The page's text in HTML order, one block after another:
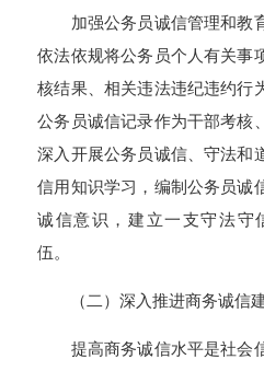
加强公务员诚信管理和教育
依法依规将公务员个人有关事
核结果、相关违法违纪违约行
公务员诚信记录作为干部考核
深入开展公务员诚信、守法和
信用知识学习，编制公务员诚
诚信意识，建立一支守法守
伍。
（二）深入推进商务诚信
提高商务诚信水平是社会